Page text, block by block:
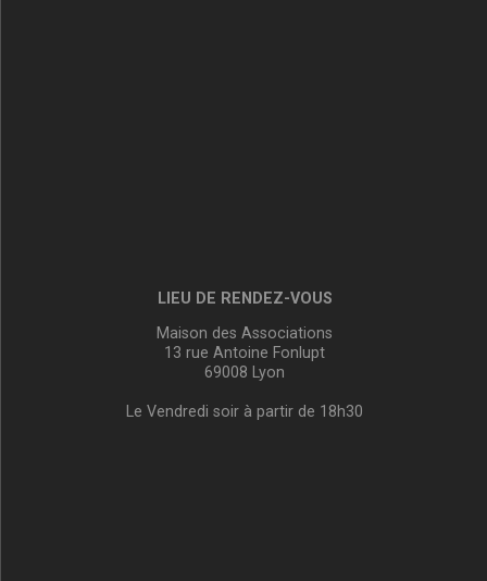
LIEU DE RENDEZ-VOUS
Maison des Associations
13 rue Antoine Fonlupt
69008 Lyon
Le Vendredi soir à partir de 18h30